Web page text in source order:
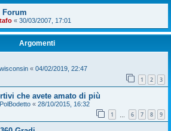
Forum
tafo « 30/03/2007, 17:01
Argomenti
wisconsin « 04/02/2019, 22:47
1 2 3
che avete amato di più
PolBodetto « 28/10/2015, 16:32
1 6 7 8 9